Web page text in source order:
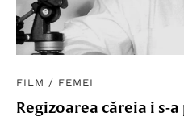
FILM / FEMEI
Regizoarea căreia i s-